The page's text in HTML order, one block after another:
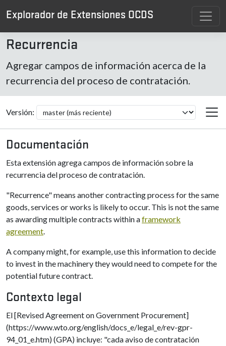
Explorador de Extensiones OCDS
Recurrencia
Agregar campos de información acerca de la
recurrencia del proceso de contratación.
Versión:
Documentación
Esta extensión agrega campos de información sobre la
recurrencia del proceso de contratación.
"Recurrence" means another contracting process for the same
goods, services or works is likely to occur. This is not the same
as awarding multiple contracts within aframework
agreement.
A company might, for example, use this information to decide
to invest in the machinery they would need to compete for the
potential future contract.
Contexto legal
El [Revised Agreement on Government Procurement]
(https://www.wto.org/english/docs_e/legal_e/rev-gpr-
94_01_e.htm) (GPA) incluye: "cada aviso de contratación